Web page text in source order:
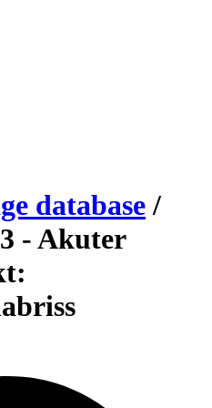
database /
-Akuter